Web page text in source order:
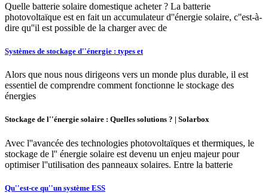
Quelle batterie solaire domestique acheter ? La batterie
photovoltaïque est en fait un accumulateur d''énergie solaire, c''est-à-
dire qu''il est possible de la charger avec de
Systèmes de stockage d''énergie : types et
Alors que nous nous dirigeons vers un monde plus durable, il est
essentiel de comprendre comment fonctionne le stockage des
énergies
Stockage de l''énergie solaire : Quelles solutions ? | Solarbox
Avec l''avancée des technologies photovoltaïques et thermiques, le
stockage de l'' énergie solaire est devenu un enjeu majeur pour
optimiser l''utilisation des panneaux solaires. Entre la batterie
Qu''est-ce qu''un système ESS